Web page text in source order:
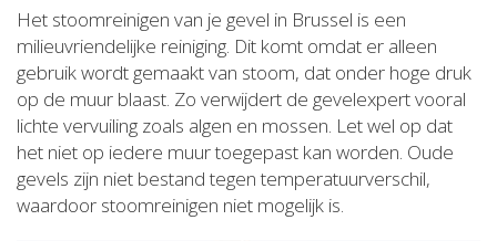
Het stoomreinigen van je gevel in Brussel is een
milieuvriendelijke reiniging. Dit komt omdat er alleen
gebruik wordt gemaakt van stoom, dat onder hoge druk
op de muur blaast. Zo verwijdert de gevelexpert vooral
lichte vervuiling zoals algen en mossen. Let wel op dat
het niet op iedere muur toegepast kan worden. Oude
gevels zijn niet bestand tegen temperatuurverschil,
waardoor stoomreinigen niet mogelijk is.